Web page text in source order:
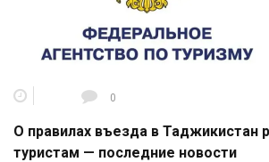
0
О правилах въезда в Таджикистан
туристам — последние новости